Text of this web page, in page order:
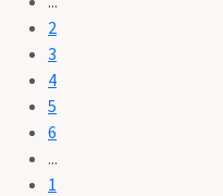
2
3
4
5
6
...
1